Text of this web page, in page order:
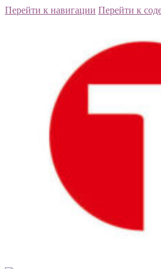
Перейти к навигации Перейти к